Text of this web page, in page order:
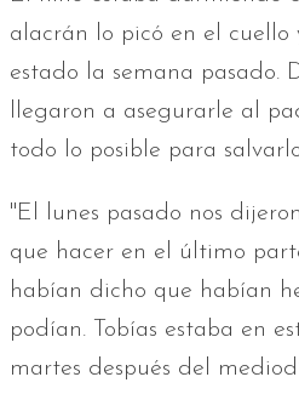
alacrán lo picó en el cuello
estado la semana pasado.
llegaron a asegurarle al
todo lo posible para
"El lunes pasado nos
que hacer en el último
habían dicho que habían
podían. Tobías estaba en
martes después del